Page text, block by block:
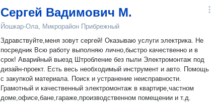
Сергей Вадимович М.
Йошкар-Ола, Микрорайон Прибрежный
Здравствуйте,меня зовут сергей! Оказываю услуги электрика. Не
посредник Всю работу выполняю лично,быстро качественно и в
срок! Аварийный выезд Штробление без пыли Электромонтаж под
дизайн-проект. Есть весь необходимый инструмент и авто. Помощь
с закупкой материала. Поиск и устранение неисправности.
Грамотный и качественный электромонтаж в квартире,частном
доме,офисе,бане,гараже,производственном помещении и т.д.